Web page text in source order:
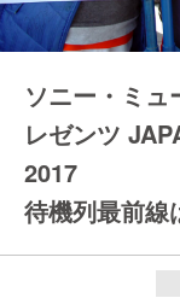
ソニー・ミ
レゼンツ
2017
待機列最前